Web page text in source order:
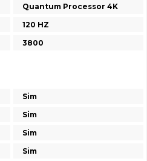
Quantum Processor 4K
120 HZ
3800
Sim
Sim
Sim
Sim